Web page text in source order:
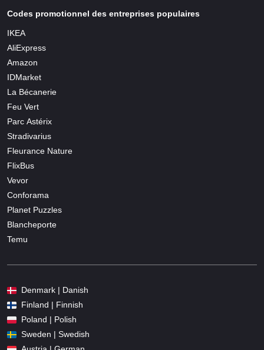
Codes promotionnel des entreprises populaires
IKEA
AliExpress
Amazon
IDMarket
La Bécanerie
Feu Vert
Parc Astérix
Stradivarius
Fleurance Nature
FlixBus
Vevor
Conforama
Planet Puzzles
Blancheporte
Temu
Denmark | Danish
Finland | Finnish
Poland | Polish
Sweden | Swedish